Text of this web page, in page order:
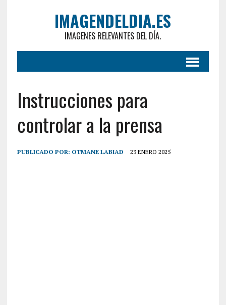
IMAGENDELDIA.ES
IMAGENES RELEVANTES DEL DÍA.
Instrucciones para
controlar a la prensa
PUBLICADO POR: OTMANE LABIAD 23 ENERO 2025